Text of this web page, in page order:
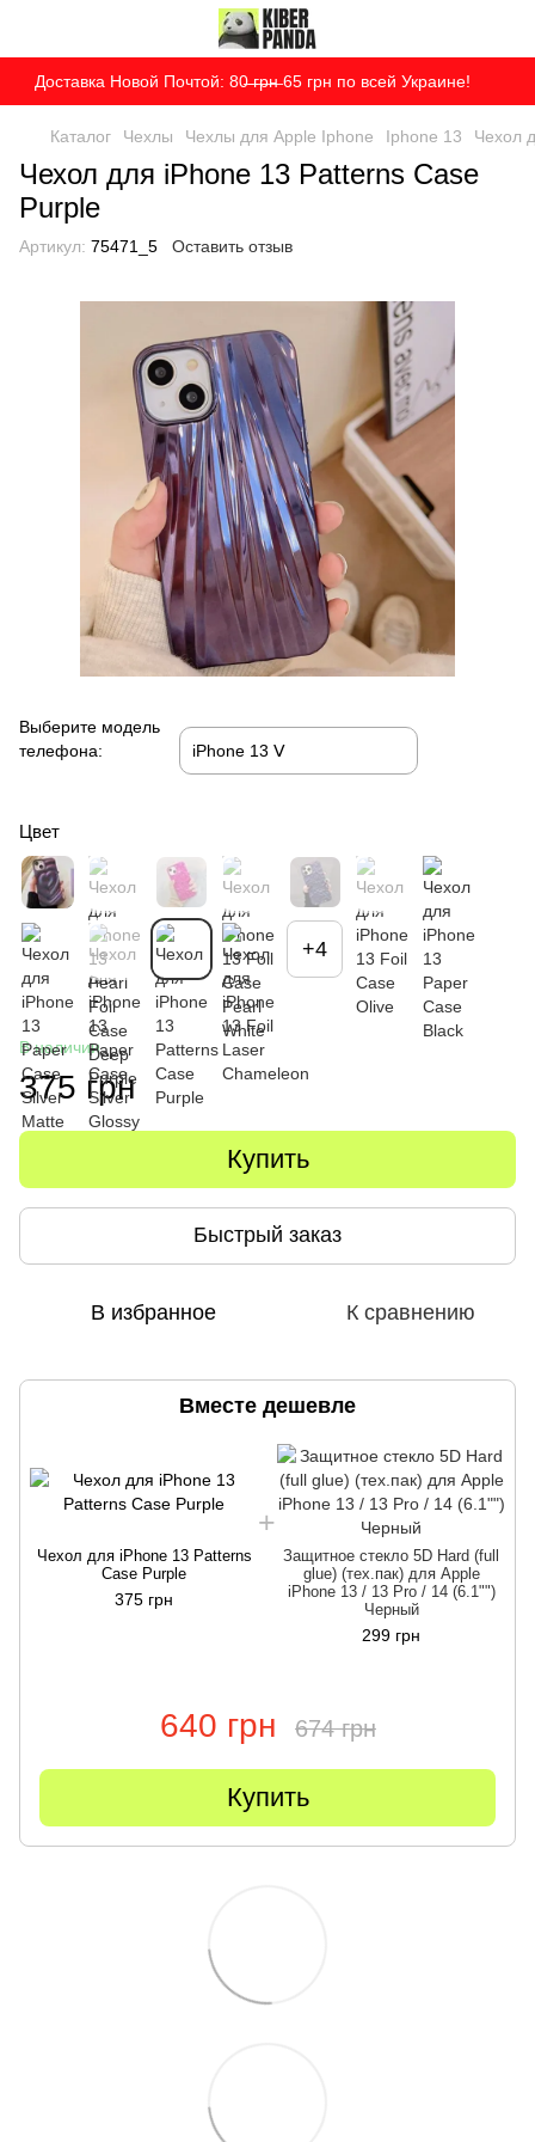
Доставка Новой Почтой: 80̶ ̶г̶р̶н̶ 65 грн по всей Украине!
Каталог Чехлы Чехлы для Apple Iphone Iphone 13 Чехол
Чехол для iPhone 13 Patterns Case
Purple
Артикул: 75471_5 Оставить отзыв
Выберите модель
телефона:
Цвет
+4
В наличии
375 грн
Купить
Быстрый заказ
В избранное К сравнению
Вместе дешевле
Чехол для iPhone 13 Patterns
Case Purple
375 грн
Защитное стекло 5D Hard (full
glue) (тех.пак) для Apple
iPhone 13 / 13 Pro / 14 (6.1"")
Черный
299 грн
640 грн 674 грн
Купить